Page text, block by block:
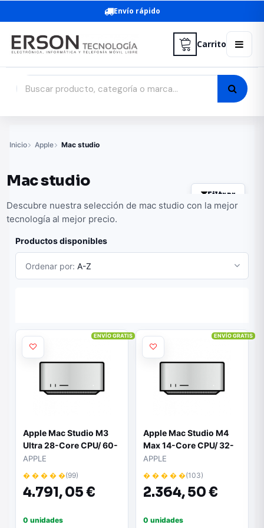
Envío rápido
Carrito
Inicio Apple Mac studio
Mac studio
Filtrar
Descubre nuestra selección de mac studio con la mejor
tecnología al mejor precio.
Productos disponibles
Ordenar por: A-Z
Apple Mac Studio M3
Ultra 28-Core CPU/ 60-
Core GPU/ 96GB Ram/
APPLE
� � � � �(99)
4.791,05 €
0 unidades
ENVÍO GRATIS
Apple Mac Studio M4
Max 14-Core CPU/ 32-
Core GPU/ 36GB Ram/
512GB SSD
APPLE
� � � � �(103)
2.364,50 €
0 unidades
ENVÍO GRATIS